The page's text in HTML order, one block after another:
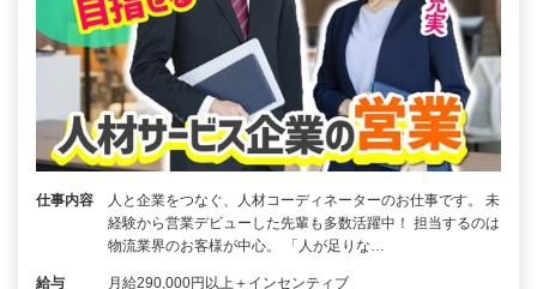
仕事内容
人と企業をつなぐ、人材コーディネーターのお仕事です。 未
経験から営業デビューした先輩も多数活躍中！ 担当するのは
物流業界のお客様が中心。 「人が足りな…
給与 月給290,000円以上＋インセンティブ